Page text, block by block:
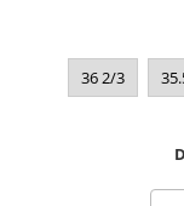
36 2/3